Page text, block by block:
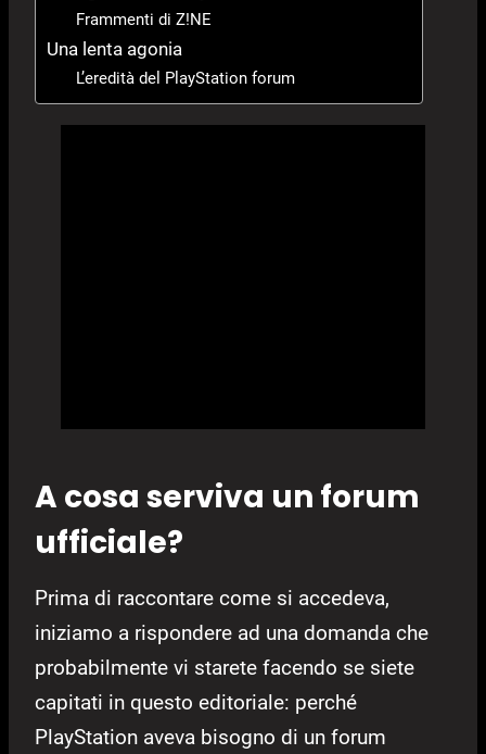
Frammenti di Z!NE
Una lenta agonia
L’eredità del PlayStation forum
A cosa serviva un forum
ufficiale?
Prima di raccontare come si accedeva,
iniziamo a rispondere ad una domanda che
probabilmente vi starete facendo se siete
capitati in questo editoriale: perché
PlayStation aveva bisogno di un forum